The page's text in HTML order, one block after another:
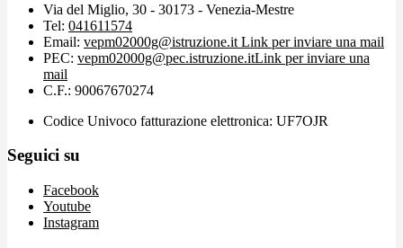
Via del Miglio, 30 - 30173 - Venezia-Mestre
Tel: 041611574
Email: vepm02000g@istruzione.it Link per inviare una mail
PEC: vepm02000g@pec.istruzione.itLink per inviare una
mail
C.F.: 90067670274
Codice Univoco fatturazione elettronica: UF7OJR
Seguici su
Facebook
Youtube
Instagram